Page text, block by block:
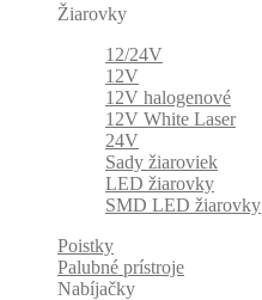
Žiarovky
12/24V
12V
12V halogenové
12V White Laser
24V
Sady žiaroviek
LED žiarovky
SMD LED žiarovky
Poistky
Palubné prístroje
Nabíjačky